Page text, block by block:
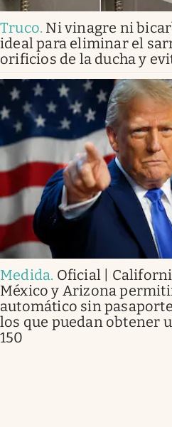
Truco. Ni vinagre ni
ideal para eliminar el
orificios de la ducha y
Medida. Oficial |
México y Arizona
automático sin
los que puedan obtener
150